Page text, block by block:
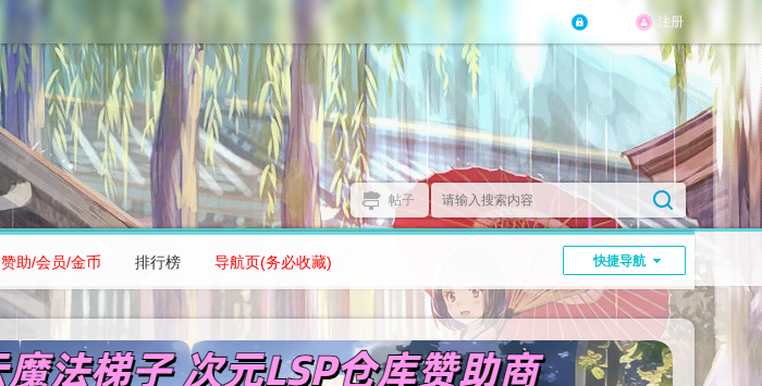
注册
帖子
快捷导航
赞助/会员/金币 排行榜 导航页(务必收藏)